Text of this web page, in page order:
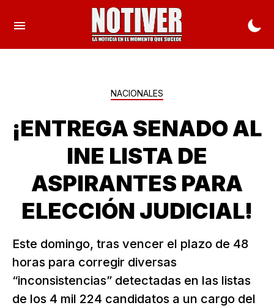
NACIONALES
¡ENTREGA SENADO AL
INE LISTA DE
ASPIRANTES PARA
ELECCIÓN JUDICIAL!
Este domingo, tras vencer el plazo de 48
horas para corregir diversas
“inconsistencias” detectadas en las listas
de los 4 mil 224 candidatos a un cargo del